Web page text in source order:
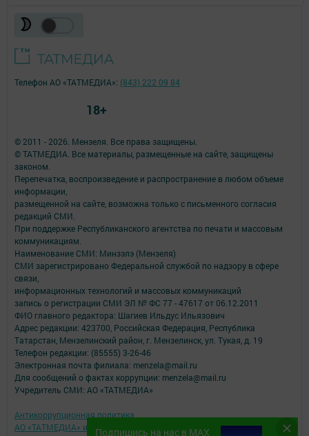
Подпишись на нас в MAX
© 2011 - 2026. Мензеля. Все права защищены.
© ТАТМЕДИА. Все материалы, размещенные на сайте, защищены
законом.
Перепечатка, воспроизведение и распространение в любом объеме
информации,
размещенной на сайте, возможна только с письменного согласия
редакций СМИ.
При поддержке Республиканского агентства по печати и массовым
коммуникациям.
Наименование СМИ: Минзэлэ (Мензеля)
СМИ зарегистрировано Федеральной службой по надзору в сфере
связи,
информационных технологий и массовых коммуникаций
запись о регистрации СМИ ЭЛ № ФС 77 - 47617 от 06.12.2011
ФИО главного редактора: Шагиев Ильдус Ильязович
Адрес редакции: 423700, Российская Федерация, Республика
Татарстан, Мензелинский район, г. Мензелинск, ул. Тукая, д. 19
Телефон редакции: (85555) 3-26-46
Электронная почта филиала: menzela@mail.ru
Для сообщений о фактах коррупции: menzela@mail.ru
Учредитель СМИ: АО «ТАТМЕДИА»
Антикоррупционная политика
АО «ТАТМЕДИА» использует «cookie»
для персонализации сервисов и
Телефон АО «ТАТМЕДИА»: (843) 222 09 84
18+